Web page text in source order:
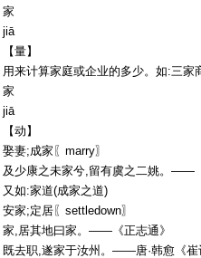
家
jiā
【量】
用来计算家庭或企业的多少。如:三家
家
jiā
【动】
娶妻;成家〖marry〗
及少康之未家兮,留有虞之二姚。——《
又如:家道(成家之道)
安家;定居〖settledown〗
家,居其地曰家。——《正志通》
既去职,遂家于汝州。——唐·韩愈《崔